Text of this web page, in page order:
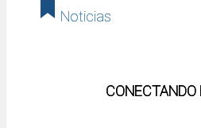
Noticias
CONECTANDO